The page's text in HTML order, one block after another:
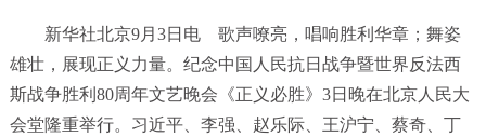
新华社北京9月3日电 歌声嘹亮，唱响胜利华章；舞姿
雄壮，展现正义力量。纪念中国人民抗日战争暨世界反法西
斯战争胜利80周年文艺晚会《正义必胜》3日晚在北京人民大
会堂隆重举行。习近平、李强、赵乐际、王沪宁、蔡奇、丁